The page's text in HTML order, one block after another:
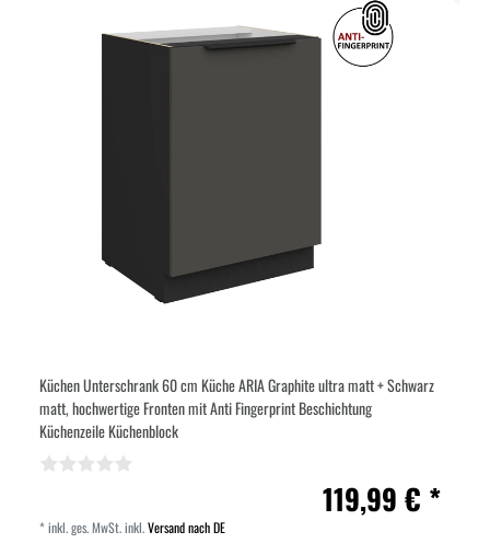
Küchen Unterschrank 60 cm Küche ARIA Graphite ultra matt + Schwarz
matt, hochwertige Fronten mit Anti Fingerprint Beschichtung
Küchenzeile Küchenblock
119,99 € *
*inkl. ges. MwSt.inkl.Versand nach DE